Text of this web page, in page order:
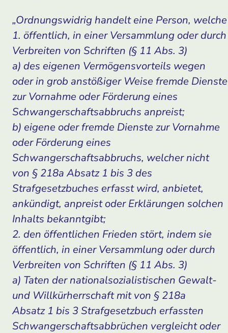
„Ordnungswidrig handelt eine Person, welche
1. öffentlich, in einer Versammlung oder durch
Verbreiten von Schriften (§ 11 Abs. 3)
a) des eigenen Vermögensvorteils wegen
oder in grob anstößiger Weise fremde Dienste
zur Vornahme oder Förderung eines
Schwangerschaftsabbruchs anpreist;
b) eigene oder fremde Dienste zur Vornahme
oder Förderung eines
Schwangerschaftsabbruchs, welcher nicht
von § 218a Absatz 1 bis 3 des
Strafgesetzbuches erfasst wird, anbietet,
ankündigt, anpreist oder Erklärungen solchen
Inhalts bekanntgibt;
2. den öffentlichen Frieden stört, indem sie
öffentlich, in einer Versammlung oder durch
Verbreiten von Schriften (§ 11 Abs. 3)
a) Taten der nationalsozialistischen Gewalt-
und Willkürherrschaft mit von § 218a
Absatz 1 bis 3 Strafgesetzbuch erfassten
Schwangerschaftsabbrüchen vergleicht oder